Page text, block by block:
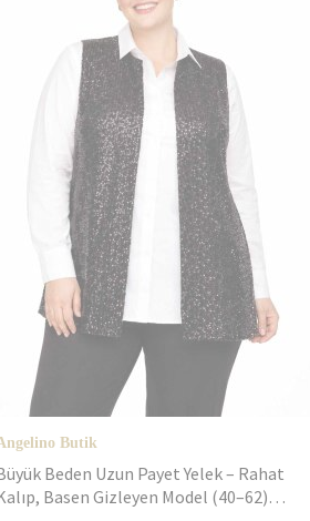
Butik
Beden Uzun Payet Yelek – Rahat
Basen Gizleyen Model (40–62)